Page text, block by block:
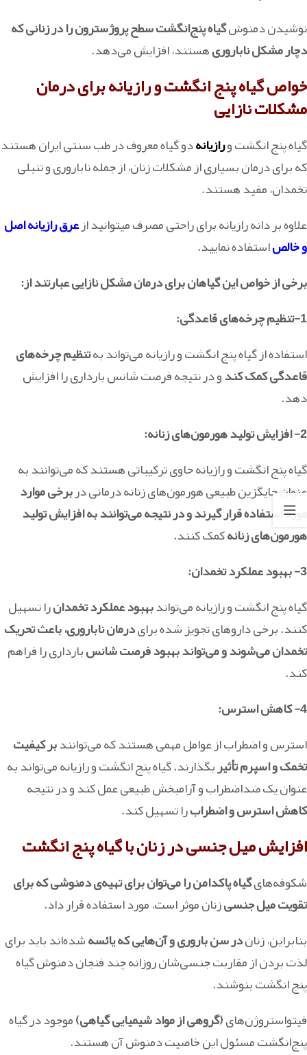
نوشیدن دمنوشگیاه پنج‌انگشت سطح پروژسترون را در زنانی که
دچار مشکل ناباروریهستند، افزایش می‌دهد.
خواص گیاه پنج انگشت و رازیانه برای درمان
مشکلات نازایی
گیاه پنج انگشت ورازیانهدو گیاه معروف در طب سنتی ایران هستند
که برای درمان بسیاری از مشکلات زنان، از جمله ناباروری و تنبلی
تخمدان، مفید هستند.
علاوه بر دانه رازیانه برای راحتی مصرف میتوانید ازعرق رازیانه اصل
و خالصاستفاده نمایید.
برخی از خواص این گیاهان برای درمان مشکل نازایی عبارتند از:
1-تنظیم چرخه‌های قاعدگی:
استفاده از گیاه پنج انگشت و رازیانه می‌تواند بهتنظیم چرخه‌های
قاعدگی کمک کندو در نتیجه فرصت شانس بارداری را افزایش
دهد.
2- افزایش تولید هورمون‌های زنانه:
گیاه پنج انگشت و رازیانه حاوی ترکیباتی هستند که می‌توانند به
عنوان جایگزین طبیعی هورمون‌های زنانه درمانی دربرخی موارد
مورد استفاده قرار گیرند و در نتیجه می‌توانند به افزایش تولید
هورمون‌های زنانهکمک کنند.
3- بهبود عملکرد تخمدان:
گیاه پنج انگشت و رازیانه می‌تواندبهبود عملکرد تخمدانرا تسهیل
کنند. برخی داروهای تجویز شده برایدرمان ناباروری، باعث تحریک
تخمدان می‌شوند و می‌تواند بهبود فرصت شانسبارداری را فراهم
کند.
4- کاهش استرس:
استرس و اضطراب از عوامل مهمی هستند که می‌توانندبر کیفیت
تخمک و اسپرم تأثیربگذارند. گیاه پنج انگشت و رازیانه می‌تواند به
عنوان یک ضداضطراب و آرامبخش طبیعی عمل کند و در نتیجه
کاهش استرس و اضطرابرا تسهیل کند.
افزایش میل جنسی در زنان با گیاه پنج انگشت
شکوفه‌هایگیاه پاکدامن را می‌توان برای تهیه‌ی دمنوشی که برای
تقویت میل جنسیزنان موثر است، مورد استفاده قرار داد.
بنابراین، زناندر سن باروری و آن‌هایی که یائسهشده‌اند باید برای
لذت بردن از مقاربت جنسی‌شان روزانه چند فنجان دمنوش گیاه
پنج انگشت بنوشند.
فیتواستروژن­‌های(گروهی از مواد شیمیایی گیاهی)موجود در گیاه
پنج‌انگشت مسئول این خاصیت دمنوش آن هستند.